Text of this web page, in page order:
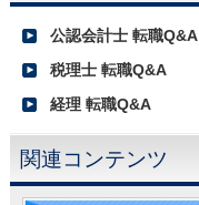
公認会計士 転職Q&A
税理士 転職Q&A
経理 転職Q&A
関連コンテンツ